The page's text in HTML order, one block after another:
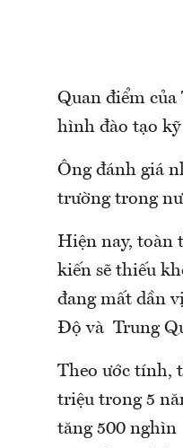
Quan điểm
hình đào tạo
Ông đánh giá
trường trong
Hiện nay, toàn
kiến sẽ thiếu
đang mất dần
Độ và Trung
Theo ước tính,
triệu trong 5
tăng 500 nghìn